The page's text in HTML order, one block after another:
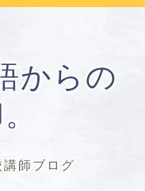
からの
師ブログ